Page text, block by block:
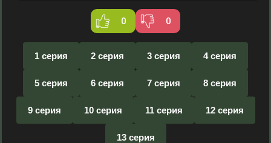
0 0
1 серия 2 серия 3 серия 4 серия
5 серия 6 серия 7 серия 8 серия
9 серия 10 серия 11 серия 12 серия
13 серия